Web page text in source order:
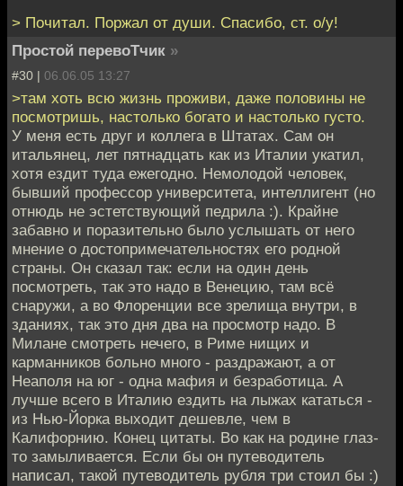
> Почитал. Поржал от души. Спасибо, ст. о/у!
Простой перевоТчик »
#30 | 06.06.05 13:27
>там хоть всю жизнь проживи, даже половины не
посмотришь, настолько богато и настолько густо.
У меня есть друг и коллега в Штатах. Сам он
итальянец, лет пятнадцать как из Италии укатил,
хотя ездит туда ежегодно. Немолодой человек,
бывший профессор университета, интеллигент (но
отнюдь не эстетствующий педрила :). Крайне
забавно и поразительно было услышать от него
мнение о достопримечательностях его родной
страны. Он сказал так: если на один день
посмотреть, так это надо в Венецию, там всё
снаружи, а во Флоренции все зрелища внутри, в
зданиях, так это дня два на просмотр надо. В
Милане смотреть нечего, в Риме нищих и
карманников больно много - раздражают, а от
Неаполя на юг - одна мафия и безработица. А
лучше всего в Италию ездить на лыжах кататься -
из Нью-Йорка выходит дешевле, чем в
Калифорнию. Конец цитаты. Во как на родине глаз-
то замыливается. Если бы он путеводитель
написал, такой путеводитель рубля три стоил бы :)